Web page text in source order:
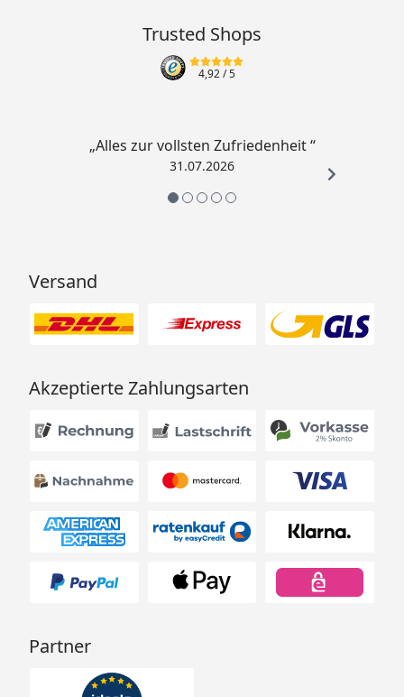
Trusted Shops
4,92/ 5
„Alles zur vollsten Zufriedenheit “
31.07.2026
Versand
Akzeptierte Zahlungsarten
Partner